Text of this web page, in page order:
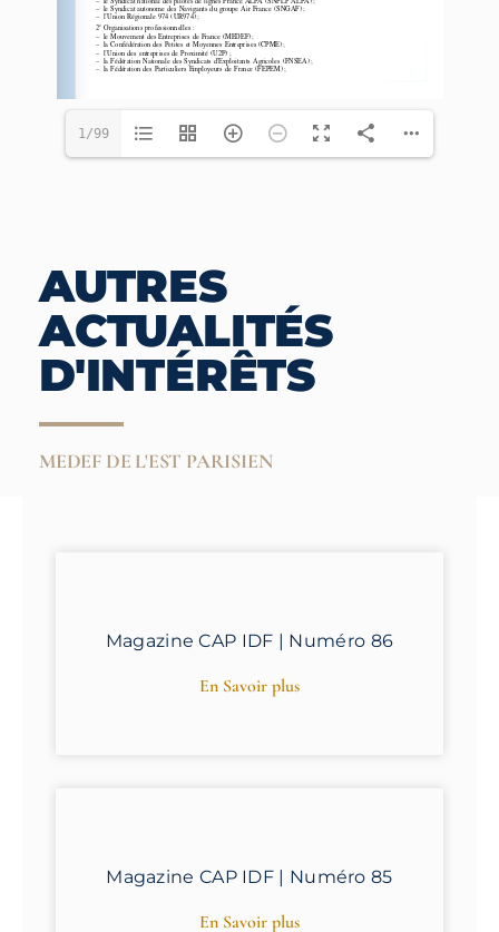
1/99
AUTRES
ACTUALITÉS
D'INTÉRÊTS
MEDEF DE L'EST PARISIEN
Magazine CAP IDF | Numéro 86
En Savoir plus
Magazine CAP IDF | Numéro 85
En Savoir plus